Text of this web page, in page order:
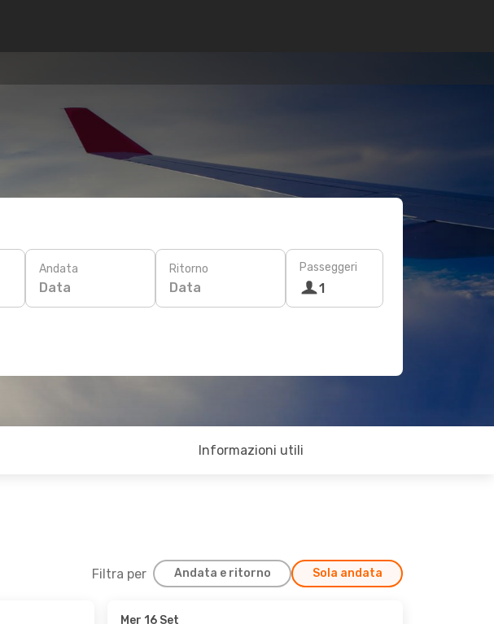
Andata
Data
Ritorno
Data
Passeggeri
1
Informazioni utili
Filtra per Andata e ritorno Sola andata
Mer 16 Set